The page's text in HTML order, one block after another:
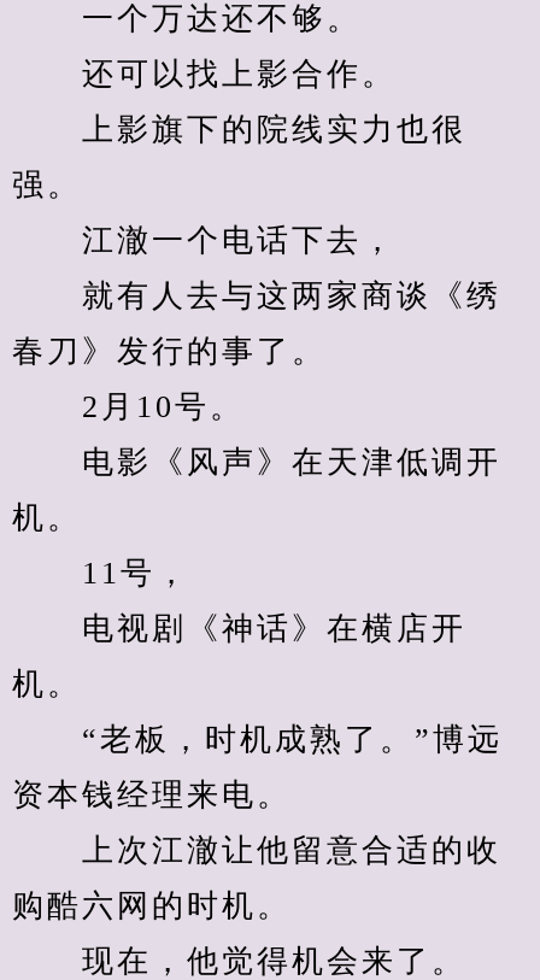
一个万达还不够。
还可以找上影合作。
上影旗下的院线实力也很
强。
江澈一个电话下去，
就有人去与这两家商谈《绣
春刀》发行的事了。
2月10号。
电影《风声》在天津低调开
机。
11号，
电视剧《神话》在横店开
机。
“老板，时机成熟了。”博远
资本钱经理来电。
上次江澈让他留意合适的收
购酷六网的时机。
现在，他觉得机会来了。